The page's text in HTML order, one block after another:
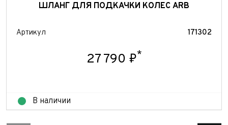
ШЛАНГ ДЛЯ ПОДКАЧКИ КОЛЕС ARB
Артикул 171302
27 790 ₽*
В наличии